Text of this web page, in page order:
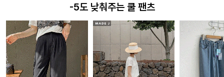
-5도 낮춰주는 쿨 팬츠